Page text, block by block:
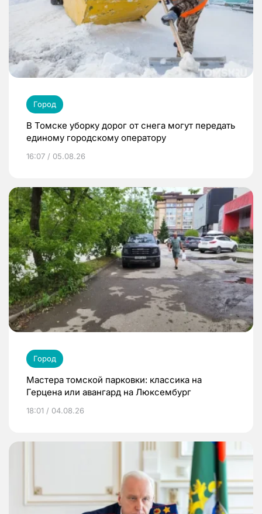
Город
В Томске уборку дорог от снега могут передать
единому городскому оператору
16:07 / 05.08.26
Город
Мастера томской парковки: классика на
Герцена или авангард на Люксембург
18:01 / 04.08.26